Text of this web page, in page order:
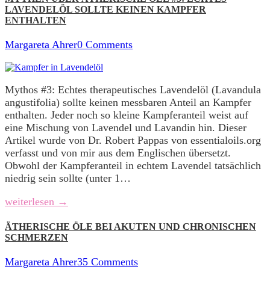
LAVENDELÖL SOLLTE KEINEN KAMPFER
ENTHALTEN
Margareta Ahrer0 Comments
Mythos #3: Echtes therapeutisches Lavendelöl (Lavandula
angustifolia) sollte keinen messbaren Anteil an Kampfer
enthalten. Jeder noch so kleine Kampferanteil weist auf
eine Mischung von Lavendel und Lavandin hin. Dieser
Artikel wurde von Dr. Robert Pappas von essentialoils.org
verfasst und von mir aus dem Englischen übersetzt.
Obwohl der Kampferanteil in echtem Lavendel tatsächlich
niedrig sein sollte (unter 1…
weiterlesen →
ÄTHERISCHE ÖLE BEI AKUTEN UND CHRONISCHEN
SCHMERZEN
Margareta Ahrer35 Comments